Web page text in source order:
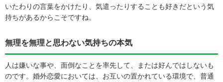
いたわりの言葉をかけたり、気遣ったりすることも好きだという気
持ちがあるからこそですね。
無理を無理と思わない気持ちの本気
人は嫌いな事や、面倒なことを率先して、または好んではしないも
のです。婚外恋愛においては、お互いの置かれている環境で、普通